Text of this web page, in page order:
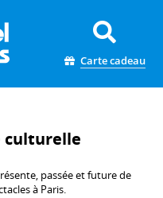
Carte cadeau
culturelle
passée et future de
à Paris.